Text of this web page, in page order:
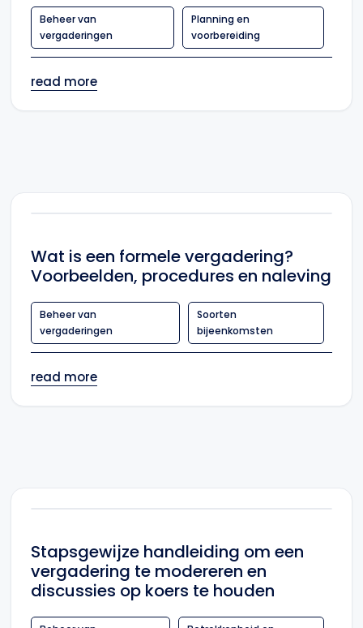
Beheer van
vergaderingen
Planning en
voorbereiding
read more
Wat is een formele vergadering?
Voorbeelden, procedures en naleving
Beheer van
vergaderingen
Soorten
bijeenkomsten
read more
Stapsgewijze handleiding om een
vergadering te modereren en
discussies op koers te houden